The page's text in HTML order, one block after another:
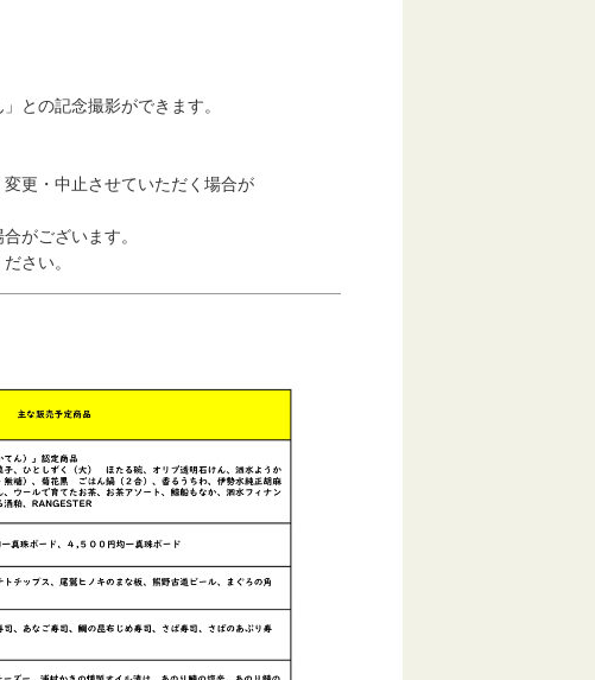
の記念撮影ができます。
更・中止させていただく場合が
がございます。
さい。